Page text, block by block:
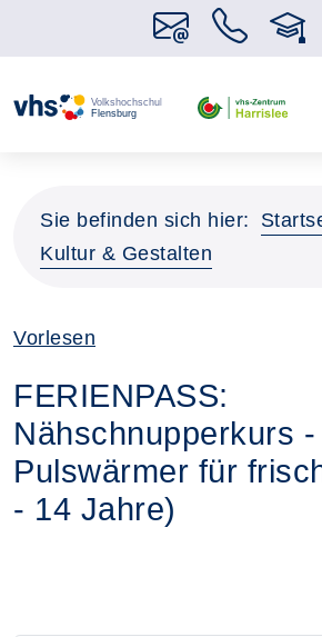
Sie befinden sich hier:
Kultur & Gestalten
Vorlesen
FERIENPASS:
Nähschnupperkurs
Pulswärmer für
- 14 Jahre)